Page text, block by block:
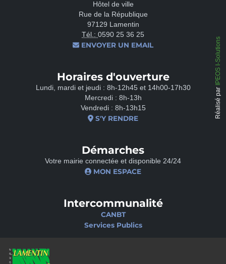
Hôtel de ville
Rue de la République
97129 Lamentin
Tél.: 0590 25 36 25
ENVOYER UN EMAIL
Horaires d'ouverture
Lundi, mardi et jeudi : 8h-12h45 et 14h00-17h30
Mercredi : 8h-13h
Vendredi : 8h-13h15
S'Y RENDRE
Démarches
Votre mairie connectée et disponible 24/24
MON ESPACE
Intercommunalité
CANBT
Services Publics
Réalisé par
IPEOS I-Solutions